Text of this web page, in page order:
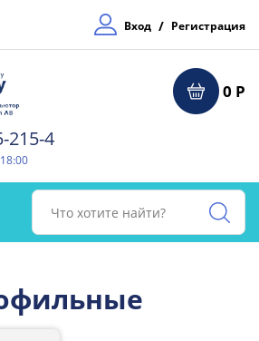
Вход / Регистрация
0 Р
215-4⁠